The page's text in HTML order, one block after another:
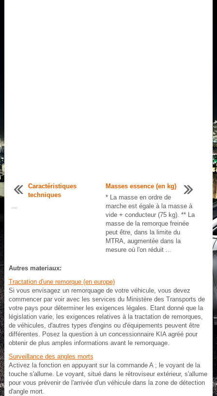
Caractéristiques
techniques
...
Masses essence (en kg)
* La masse en ordre de
marche est égale à la masse à
vide + conducteur (75 kg). ** La
masse de la remorque freinée
peut être, dans la limite du
MTRA, augmentée dans la
mesure où l'on réduit ...
Autres materiaux:
Tractation d'une remorque (en europe)
Si vous envisagez un remorquage de votre véhicule, vous devez
commencer par voir avec les services du Ministère des Transports de
votre pays pour déterminer les exigences légales. Etant donné que la
législation varie, les exigences relatives à la tractation de remorques,
de véhicules, d'autres types d'engins ou d'équipements peuvent être
différentes. Posez la question à un concessionnaire KIA agréé pour
obtenir de plus amples informations avant le remorquage.
Surveillance des angles morts
Activez la fonction en appuyant sur la commande A ; le voyant de la
touche s'allume. Le voyant, situé dans le rétroviseur extérieur, s'allume
pour vous prévenir de l'arrivée d'un véhicule dans la zone de détection
d'angle mort.